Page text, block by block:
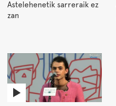
Astelehenetik sarreraik ez
zan